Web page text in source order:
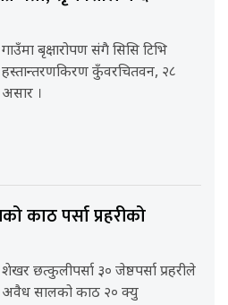
गाउँमा बृक्षारोपण संगै सिसि टिभि
हस्तान्तरणकिरण कुँवरचितवन, २८
असार ।
काठ पर्सा प्रहरीको
शेखर छत्कुलीपर्सा ३० जेष्ठपर्सा प्रहरीले
अवैध सालको काठ २० क्यु